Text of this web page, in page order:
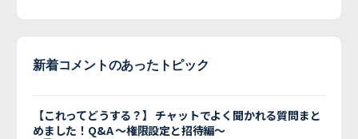
新着コメントのあったトピック
【これってどうする？】 チャットでよく聞かれる質問まと
めました！Q&A 〜権限設定と招待編〜